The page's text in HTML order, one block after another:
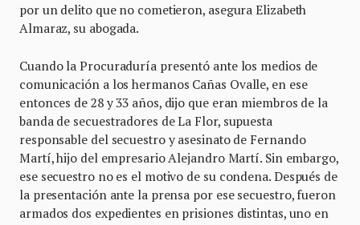
por un delito que no cometieron, asegura Elizabeth
Almaraz, su abogada.
Cuando la Procuraduría presentó ante los medios de
comunicación a los hermanos Cañas Ovalle, en ese
entonces de 28 y 33 años, dijo que eran miembros de la
banda de secuestradores de La Flor, supuesta
responsable del secuestro y asesinato de Fernando
Martí, hijo del empresario Alejandro Martí. Sin embargo,
ese secuestro no es el motivo de su condena. Después de
la presentación ante la prensa por ese secuestro, fueron
armados dos expedientes en prisiones distintas, uno en